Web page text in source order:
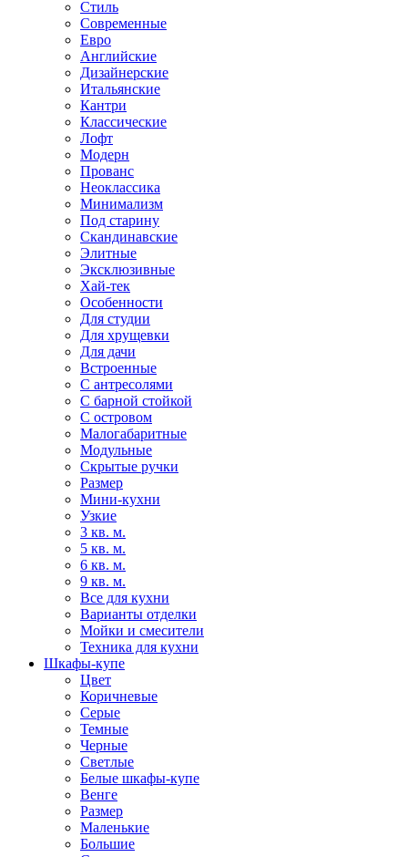
Стиль
Современные
Евро
Английские
Дизайнерские
Итальянские
Кантри
Классические
Лофт
Модерн
Прованс
Неоклассика
Минимализм
Под старину
Скандинавские
Элитные
Эксклюзивные
Хай-тек
Особенности
Для студии
Для хрущевки
Для дачи
Встроенные
С антресолями
С барной стойкой
С островом
Малогабаритные
Модульные
Скрытые ручки
Размер
Мини-кухни
Узкие
3 кв. м.
5 кв. м.
6 кв. м.
9 кв. м.
Все для кухни
Варианты отделки
Мойки и смесители
Техника для кухни
Шкафы-купе
Цвет
Коричневые
Серые
Темные
Черные
Светлые
Белые шкафы-купе
Венге
Размер
Маленькие
Большие